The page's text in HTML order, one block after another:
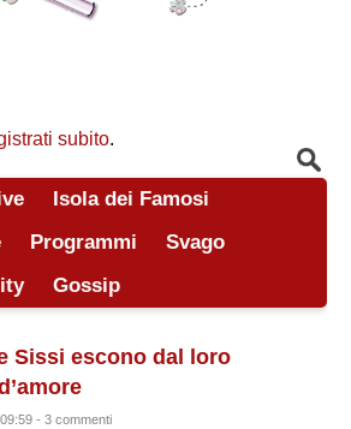
subito.
Isola dei Famosi
Programmi
Svago
Gossip
Sissi escono dal loro
- 3 commenti